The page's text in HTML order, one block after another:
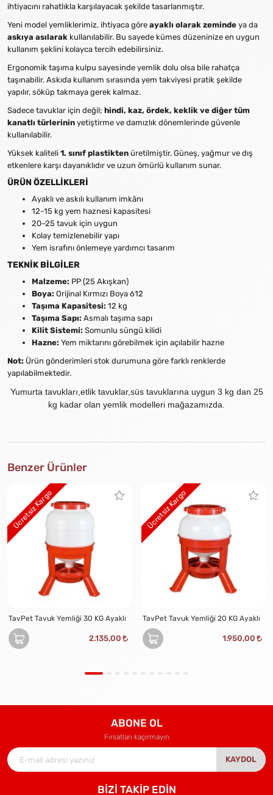
ihtiyacını rahatlıkla karşılayacak şekilde tasarlanmıştır.
Yeni model yemliklerimiz, ihtiyaca göre ayaklı olarak zeminde ya da
askıya asılarak kullanılabilir. Bu sayede kümes düzeninize en uygun
kullanım şeklini kolayca tercih edebilirsiniz.
Ergonomik taşıma kulpu sayesinde yemlik dolu olsa bile rahatça
taşınabilir. Askıda kullanım sırasında yem takviyesi pratik şekilde
yapılır, söküp takmaya gerek kalmaz.
Sadece tavuklar için değil; hindi, kaz, ördek, keklik ve diğer tüm
kanatlı türlerinin yetiştirme ve damızlık dönemlerinde güvenle
kullanılabilir.
Yüksek kaliteli 1. sınıf plastikten üretilmiştir. Güneş, yağmur ve dış
etkenlere karşı dayanıklıdır ve uzun ömürlü kullanım sunar.
ÜRÜN ÖZELLİKLERİ
Ayaklı ve askılı kullanım imkânı
12-15 kg yem haznesi kapasitesi
20–25 tavuk için uygun
Kolay temizlenebilir yapı
Yem israfını önlemeye yardımcı tasarım
TEKNİK BİLGİLER
Malzeme: PP (25 Akışkan)
Boya: Orijinal Kırmızı Boya 612
Taşıma Kapasitesi: 12 kg
Taşıma Sapı: Asmalı taşıma sapı
Kilit Sistemi: Somunlu süngü kilidi
Hazne: Yem miktarını görebilmek için açılabilir hazne
Not: Ürün gönderimleri stok durumuna göre farklı renklerde
yapılabilmektedir.
Yumurta tavukları,etlik tavuklar,süs tavuklarına uygun 3 kg dan 25
kg kadar olan yemlik modelleri mağazamızda.
Benzer Ürünler
Ücretsiz Kargo
TavPet Tavuk Yemliği 30 KG Ayaklı
2.135,00
Ücretsiz Kargo
TavPet Tavuk Yemliği 20 KG Ayaklı
1.950,00
ABONE OL
Fırsatları kaçırmayın
KAYDOL
BİZİ TAKİP EDİN